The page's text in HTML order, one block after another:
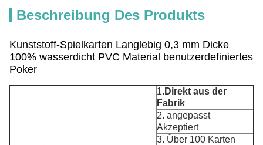
Beschreibung Des Produkts
Kunststoff-Spielkarten Langlebig 0,3 mm Dicke
100% wasserdicht PVC Material benutzerdefiniertes
Poker
1. Direkt aus der
Fabrik
2. angepasst
Akzeptiert
3. Über 100 Karten